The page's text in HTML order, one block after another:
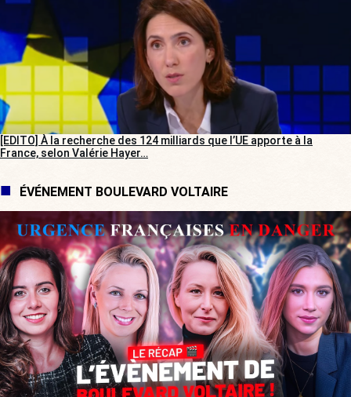
[EDITO] À la recherche des 124 milliards que l’UE apporte à la
France, selon Valérie Hayer…
ÉVÉNEMENT BOULEVARD VOLTAIRE